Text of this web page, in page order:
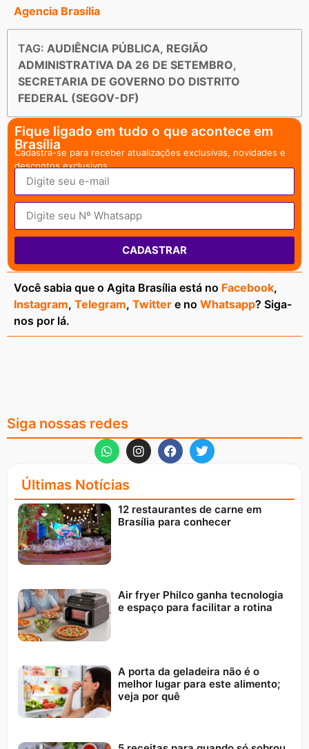
Agencia Brasília
TAG: AUDIÊNCIA PÚBLICA, REGIÃO
ADMINISTRATIVA DA 26 DE SETEMBRO,
SECRETARIA DE GOVERNO DO DISTRITO
FEDERAL (SEGOV-DF)
Fique ligado em tudo o que acontece em
Brasília
Cadastra-se para receber atualizações exclusivas, novidades e
descontos exclusivos.
CADASTRAR
Você sabia que o Agita Brasília está no Facebook,
Instagram, Telegram, Twitter e no Whatsapp? Siga-
nos por lá.
Siga nossas redes
Últimas Notícias
12 restaurantes de carne em
Brasília para conhecer
Air fryer Philco ganha tecnologia
e espaço para facilitar a rotina
A porta da geladeira não é o
melhor lugar para este alimento;
veja por quê